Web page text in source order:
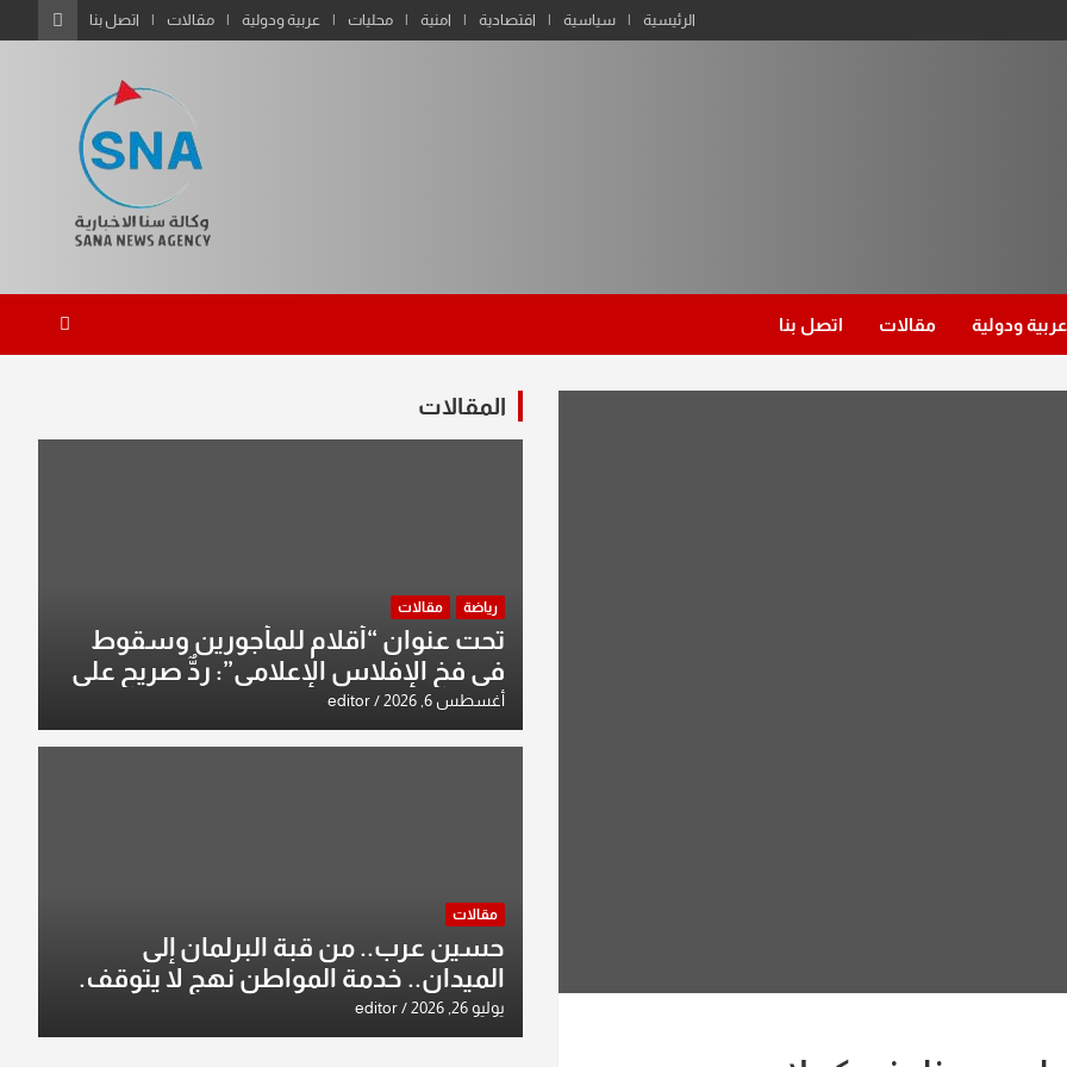
الرئيسية سياسية اقتصادية امنية محليات عربية ودولية مقالات اتصل بنا
عربية ودولية مقالات اتصل بنا
المقالات
رياضة مقالات
تحت عنوان “أقلام للمأجورين وسقوط
في فخ الإفلاس الإعلامي”: ردٌّ صريح على
افتراءات سمير الشكرجي
أغسطس 6, 2026 editor
مقالات
حسين عرب.. من قبة البرلمان إلى
الميدان.. خدمة المواطن نهج لا يتوقف.
يوليو 26, 2026 editor